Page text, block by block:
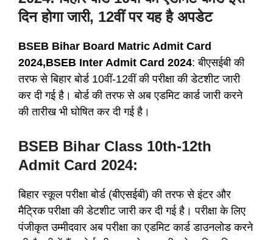
दिन होगा जारी, 12वीं पर यह है अपडेट
BSEB Bihar Board Matric Admit Card
2024,BSEB Inter Admit Card 2024: बीएसईबी की
तरफ से बिहार बोर्ड 10वीं-12वीं की परीक्षा की डेटशीट जारी
कर दी गई है। बोर्ड की तरफ से अब एडमिट कार्ड जारी करने
की तारीख भी घोषित कर दी गई है।
BSEB Bihar Class 10th-12th
Admit Card 2024:
बिहार स्कूल परीक्षा बोर्ड (बीएसईबी) की तरफ से इंटर और
मैट्रिक परीक्षा की डेटशीट जारी कर दी गई है। परीक्षा के लिए
पंजीकृत उम्मीदवार अब परीक्षा का एडमिट कार्ड डाउनलोड करने